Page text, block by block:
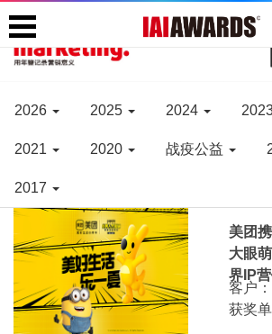
2026 2025 2024
2021 2020 战疫公益
2017
美团
大眼
界IP
客户
获奖